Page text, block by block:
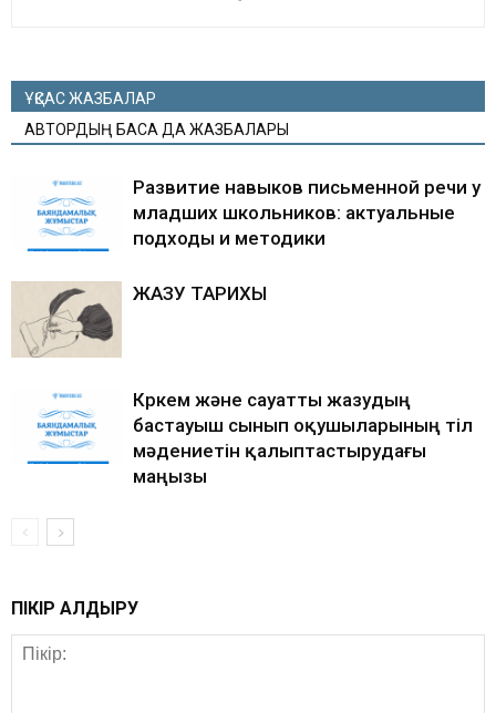
ҰҚСАС ЖАЗБАЛАР
АВТОРДЫҢ БАСҚА ДА ЖАЗБАЛАРЫ
Развитие навыков письменной речи у
младших школьников: актуальные
подходы и методики
ЖАЗУ ТАРИХЫ
Көркем және сауатты жазудың
бастауыш сынып оқушыларының тіл
мәдениетін қалыптастырудағы
маңызы
ПІКІР ҚАЛДЫРУ